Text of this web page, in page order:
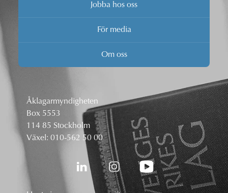
Jobba hos oss
För media
Om oss
Åklagarmyndigheten
Box 5553
114 85 Stockholm
Växel: 010-562 50 00